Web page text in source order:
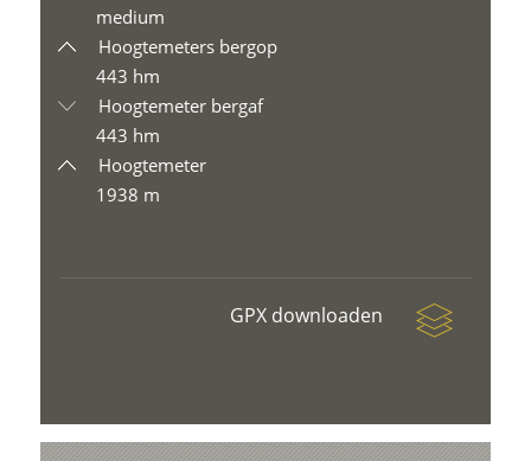
medium
Hoogtemeters bergop
443 hm
Hoogtemeter bergaf
443 hm
Hoogtemeter
1938 m
GPX downloaden